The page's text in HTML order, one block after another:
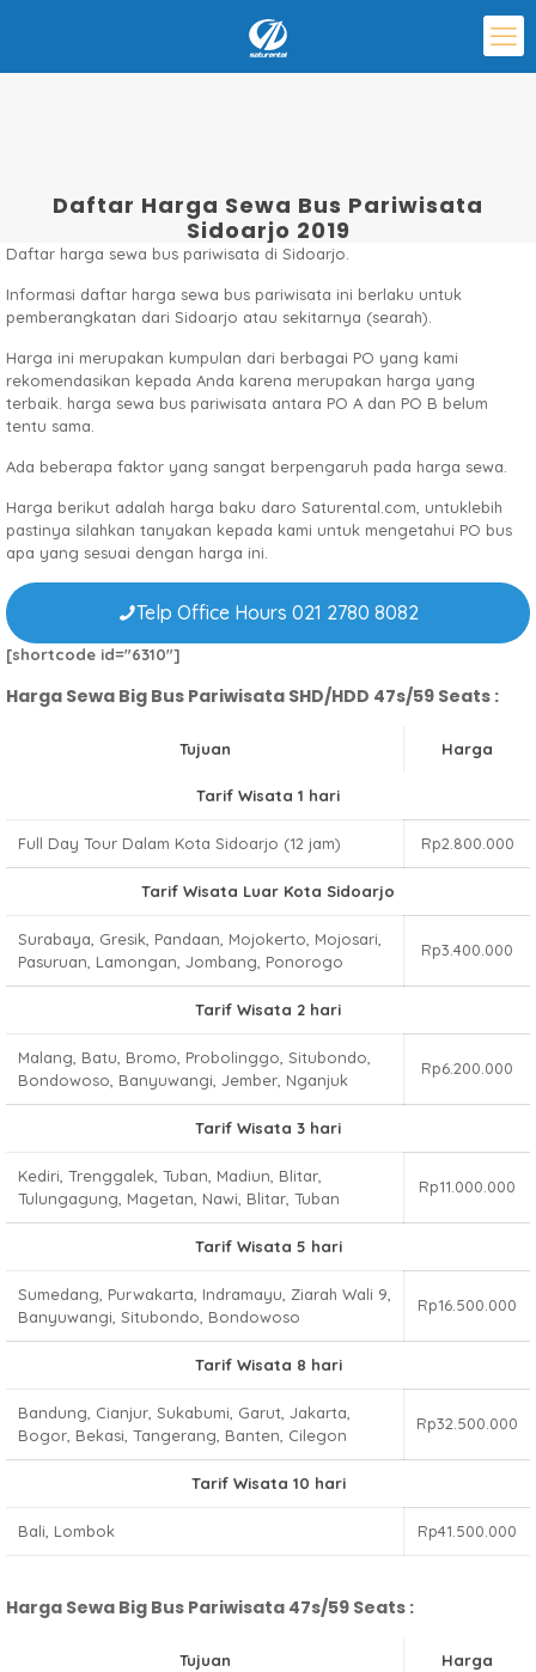
Daftar Harga Sewa Bus Pariwisata
Sidoarjo 2019
Daftar harga sewa bus pariwisata di Sidoarjo.
Informasi daftar harga sewa bus pariwisata ini berlaku untuk
pemberangkatan dari Sidoarjo atau sekitarnya (searah).
Harga ini merupakan kumpulan dari berbagai PO yang kami
rekomendasikan kepada Anda karena merupakan harga yang
terbaik. harga sewa bus pariwisata antara PO A dan PO B belum
tentu sama.
Ada beberapa faktor yang sangat berpengaruh pada harga sewa.
Harga berikut adalah harga baku daro Saturental.com, untuklebih
pastinya silahkan tanyakan kepada kami untuk mengetahui PO bus
apa yang sesuai dengan harga ini.
Telp Office Hours 021 2780 8082
[shortcode id="6310"]
Harga Sewa Big Bus Pariwisata SHD/HDD 47s/59 Seats :
Tujuan Harga
Tarif Wisata 1 hari
Full Day Tour Dalam Kota Sidoarjo (12 jam) Rp2.800.000
Tarif Wisata Luar Kota Sidoarjo
Surabaya, Gresik, Pandaan, Mojokerto, Mojosari,
Pasuruan, Lamongan, Jombang, Ponorogo
Rp3.400.000
Tarif Wisata 2 hari
Malang, Batu, Bromo, Probolinggo, Situbondo,
Bondowoso, Banyuwangi, Jember, Nganjuk
Rp6.200.000
Tarif Wisata 3 hari
Kediri, Trenggalek, Tuban, Madiun, Blitar,
Tulungagung, Magetan, Nawi, Blitar, Tuban
Rp11.000.000
Tarif Wisata 5 hari
Sumedang, Purwakarta, Indramayu, Ziarah Wali 9,
Banyuwangi, Situbondo, Bondowoso
Rp16.500.000
Tarif Wisata 8 hari
Bandung, Cianjur, Sukabumi, Garut, Jakarta,
Bogor, Bekasi, Tangerang, Banten, Cilegon
Rp32.500.000
Tarif Wisata 10 hari
Bali, Lombok Rp41.500.000
Harga Sewa Big Bus Pariwisata 47s/59 Seats :
Tujuan Harga